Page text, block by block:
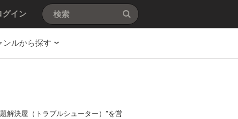
グイン
ンルから探す
解決屋（トラブルシューター）”を営